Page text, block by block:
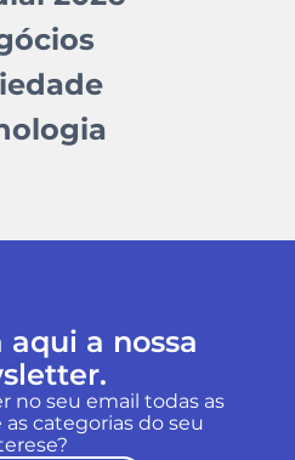
aqui a nossa
no seu email todas as
categorias do seu